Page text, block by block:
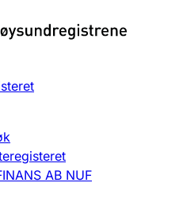
slette
AB NUF